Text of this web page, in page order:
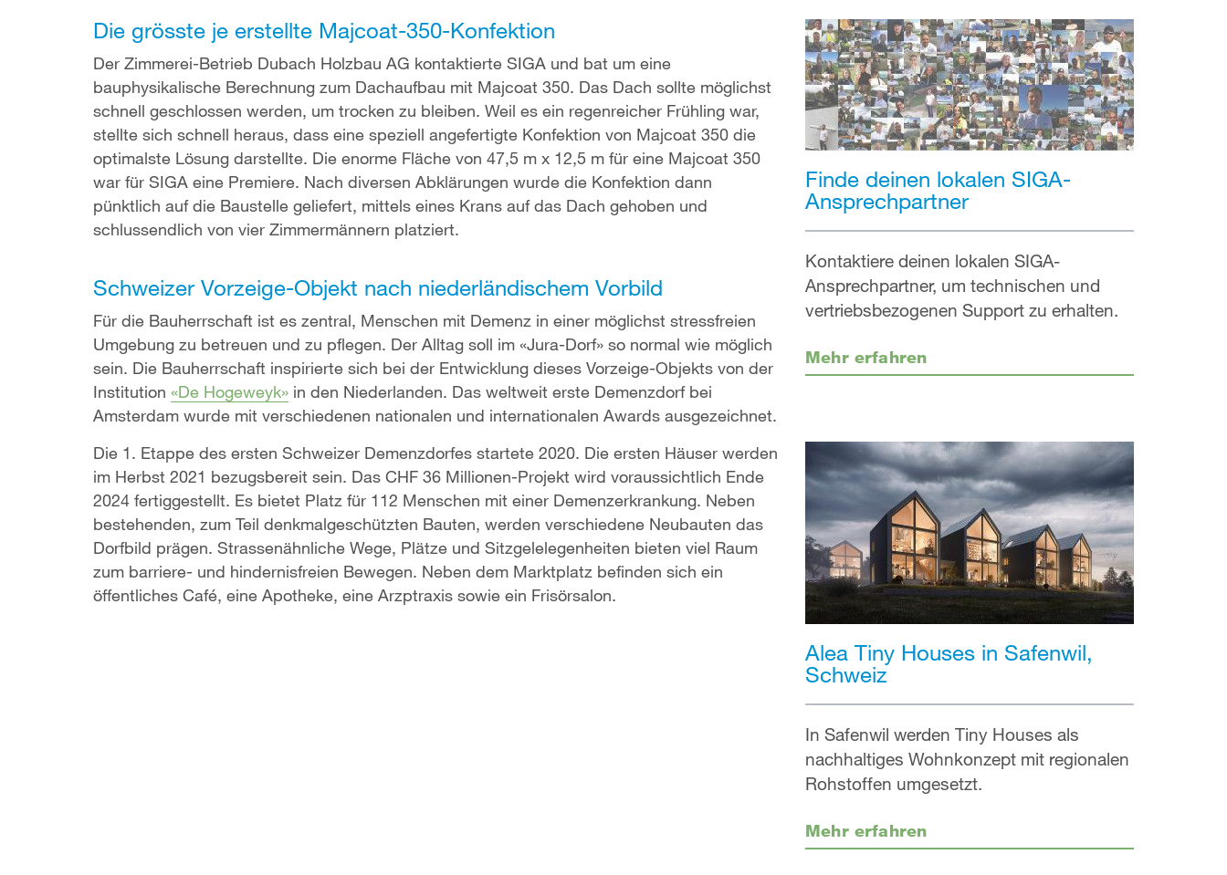
Die grösste je erstellte Majcoat-350-Konfektion
Der Zimmerei-Betrieb Dubach Holzbau AG kontaktierte SIGA und bat um eine
bauphysikalische Berechnung zum Dachaufbau mit Majcoat 350. Das Dach sollte möglichst
schnell geschlossen werden, um trocken zu bleiben. Weil es ein regenreicher Frühling war,
stellte sich schnell heraus, dass eine speziell angefertigte Konfektion von Majcoat 350 die
optimalste Lösung darstellte. Die enorme Fläche von 47,5 m x 12,5 m für eine Majcoat 350
war für SIGA eine Premiere. Nach diversen Abklärungen wurde die Konfektion dann
pünktlich auf die Baustelle geliefert, mittels eines Krans auf das Dach gehoben und
schlussendlich von vier Zimmermännern platziert.
Schweizer Vorzeige-Objekt nach niederländischem Vorbild
Für die Bauherrschaft ist es zentral, Menschen mit Demenz in einer möglichst stressfreien
Umgebung zu betreuen und zu pflegen. Der Alltag soll im «Jura-Dorf» so normal wie möglich
sein. Die Bauherrschaft inspirierte sich bei der Entwicklung dieses Vorzeige-Objekts von der
Institution «De Hogeweyk» in den Niederlanden. Das weltweit erste Demenzdorf bei
Amsterdam wurde mit verschiedenen nationalen und internationalen Awards ausgezeichnet.
Die 1. Etappe des ersten Schweizer Demenzdorfes startete 2020. Die ersten Häuser werden
im Herbst 2021 bezugsbereit sein. Das CHF 36 Millionen-Projekt wird voraussichtlich Ende
2024 fertiggestellt. Es bietet Platz für 112 Menschen mit einer Demenzerkrankung. Neben
bestehenden, zum Teil denkmalgeschützten Bauten, werden verschiedene Neubauten das
Dorfbild prägen. Strassenähnliche Wege, Plätze und Sitzgelelegenheiten bieten viel Raum
zum barriere- und hindernisfreien Bewegen. Neben dem Marktplatz befinden sich ein
öffentliches Café, eine Apotheke, eine Arzptraxis sowie ein Frisörsalon.
Finde deinen lokalen SIGA-
Ansprechpartner
Kontaktiere deinen lokalen SIGA-
Ansprechpartner, um technischen und
vertriebsbezogenen Support zu erhalten.
Mehr erfahren
Alea Tiny Houses in Safenwil,
Schweiz
In Safenwil werden Tiny Houses als
nachhaltiges Wohnkonzept mit regionalen
Rohstoffen umgesetzt.
Mehr erfahren